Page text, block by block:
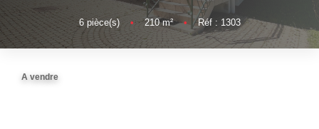
CONTACT
6pièce(s) • 210m² • Réf : 1303
A vendre